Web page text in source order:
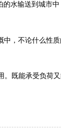
的水输送到城市
，不论什么性质
既能承受负荷